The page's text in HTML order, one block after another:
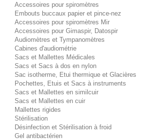
Accessoires pour spiromètres
Embouts buccaux papier et pince-nez
Accessoires pour spiromètres Mir
Accessoires pour Gimaspir, Datospir
Audiomètres et Tympanomètres
Cabines d'audiométrie
Sacs et Mallettes Médicales
Sacs et Sacs à dos en nylon
Sac isotherme, Etui thermique et Glacières
Pochettes, Etuis et Sacs à instruments
Sacs et Mallettes en similcuir
Sacs et Mallettes en cuir
Mallettes rigides
Stérilisation
Désinfection et Stérilisation à froid
Gel antibactérien